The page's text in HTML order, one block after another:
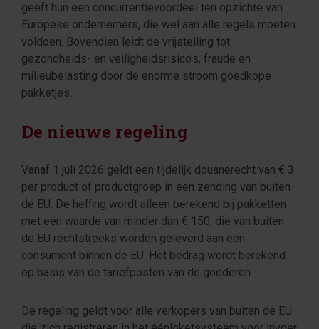
geeft hun een concurrentievoordeel ten opzichte van
Europese ondernemers, die wel aan alle regels moeten
voldoen. Bovendien leidt de vrijstelling tot
gezondheids- en veiligheidsrisico's, fraude en
milieubelasting door de enorme stroom goedkope
pakketjes.
De nieuwe regeling
Vanaf 1 juli 2026 geldt een tijdelijk douanerecht van € 3
per product of productgroep in een zending van buiten
de EU. De heffing wordt alleen berekend bij pakketten
met een waarde van minder dan € 150, die van buiten
de EU rechtstreeks worden geleverd aan een
consument binnen de EU. Het bedrag wordt berekend
op basis van de tariefposten van de goederen.
De regeling geldt voor alle verkopers van buiten de EU